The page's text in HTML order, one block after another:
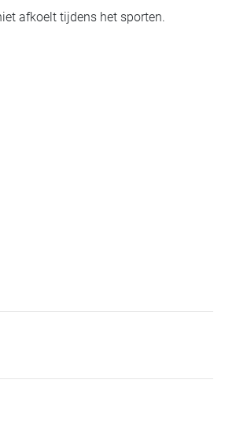
afkoelt tijdens het sporten.